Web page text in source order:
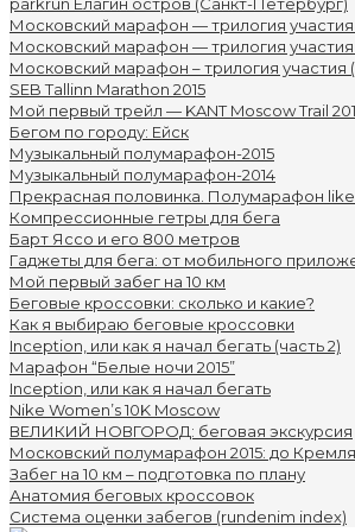
Московский марафон — трилогия участия
Московский марафон — трилогия участия
Московский марафон – трилогия участия
SEB Tallinn Marathon 2015
Мой первый трейл — KANT Moscow Trail
Бегом по городу: Ейск
Музыкальный полумарафон-2015
Музыкальный полумарафон-2014
Прекрасная половинка. Полумарафон like
Компрессионные гетры для бега
Барт Яссо и его 800 метров
Гаджеты для бега: от мобильного
Мой первый забег на 10 км
Беговые кроссовки: сколько и какие?
Как я выбираю беговые кроссовки
Inception, или как я начал бегать (часть 2)
Марафон “Белые ночи 2015”
Inception, или как я начал бегать
Nike Women’s 10K Moscow
ВЕЛИКИЙ НОВГОРОД: беговая экскурсия
Московский полумарафон 2015: до
Забег на 10 км – подготовка по плану
Анатомия беговых кроссовок
Система оценки забегов (rundenim index)